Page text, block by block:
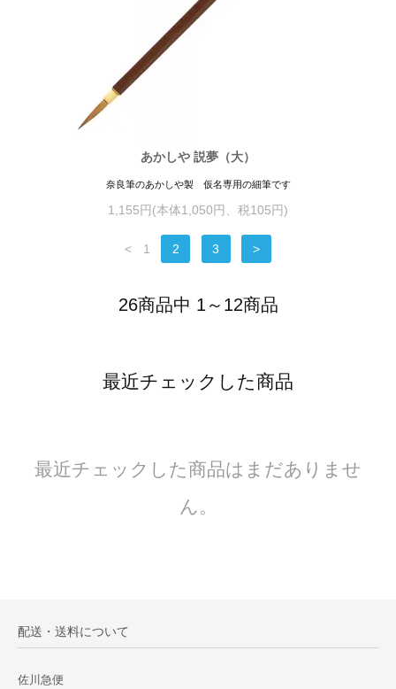
あかしや 説夢（大）
奈良筆のあかしや製 仮名専用の細筆です
1,155円(本体1,050円、税105円)
< 1 2 3 >
26商品中 1～12商品
最近チェックした商品
最近チェックした商品はまだありませ
ん。
配送・送料について
佐川急便